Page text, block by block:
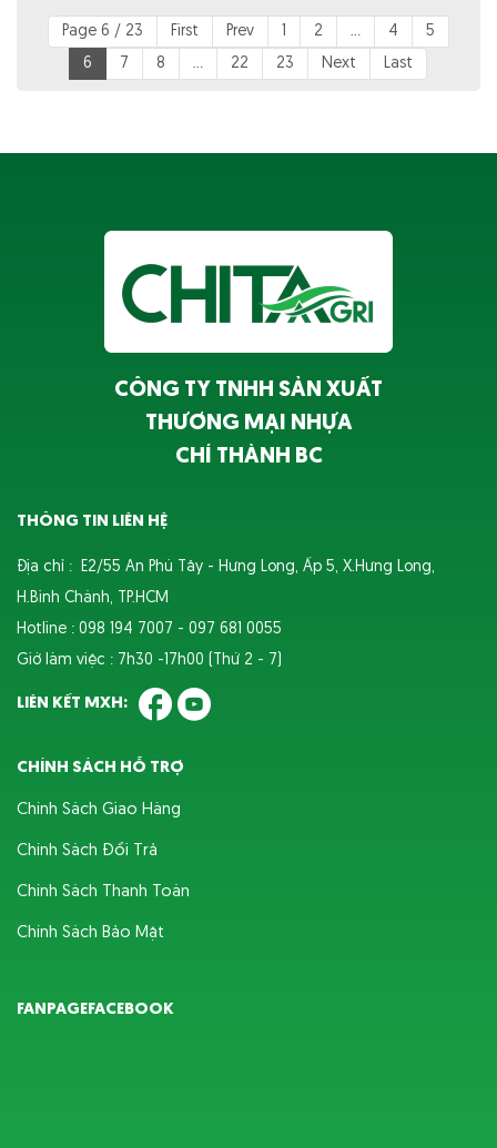
Page 6 / 23 First Prev 1 2 ... 4
5
6
7 8 ... 22 23 Next Last
CÔNG TY TNHH SẢN XUẤT
THƯƠNG MẠI NHỰA
CHÍ THÀNH BC
THÔNG TIN LIÊN HỆ
Địa chỉ : E2/55 An Phú Tây - Hưng Long, Ấp 5, X.Hưng Long,
H.Bình Chánh, TP.HCM
Hotline : 098 194 7007 - 097 681 0055
Giờ làm việc : 7h30 -17h00 (Thứ 2 - 7)
LIÊN KẾT MXH:
CHÍNH SÁCH HỖ TRỢ
Chính Sách Giao Hàng
Chính Sách Đổi Trả
Chính Sách Thanh Toán
Chính Sách Bảo Mật
FANPAGEFACEBOOK